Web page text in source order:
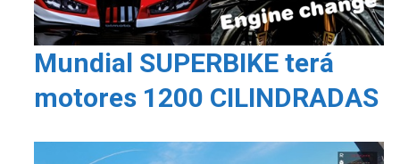
Mundial SUPERBIKE terá
motores 1200 CILINDRADAS